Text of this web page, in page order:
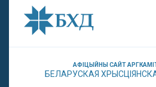
АФІЦЫЙНЫ САЙТ
БЕЛАРУСКАЯ